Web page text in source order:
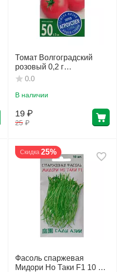
Томат Волгоградский
розовый 0,2 г
АГРОУСПЕХ
0.0
В наличии
25 ₽
19 ₽
Скидка 25%
Фасоль спаржевая
Мидори Но Таки F1 10 шт